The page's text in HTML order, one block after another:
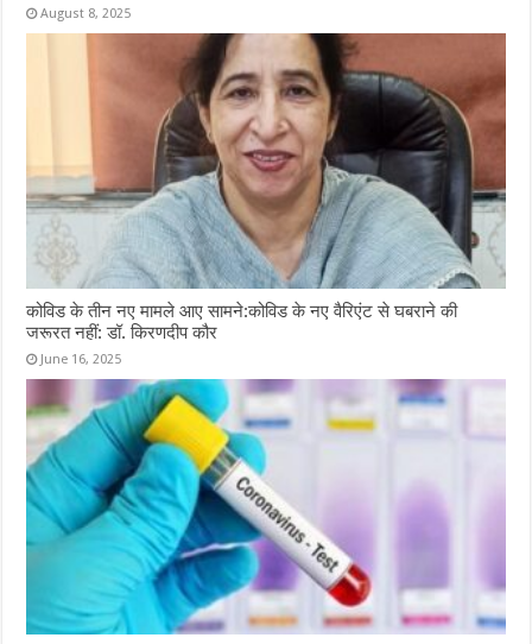
August 8, 2025
कोविड के तीन नए मामले आए सामने:कोविड के नए वैरिएंट से घबराने की
जरूरत नहीं: डॉ. किरणदीप कौर
June 16, 2025